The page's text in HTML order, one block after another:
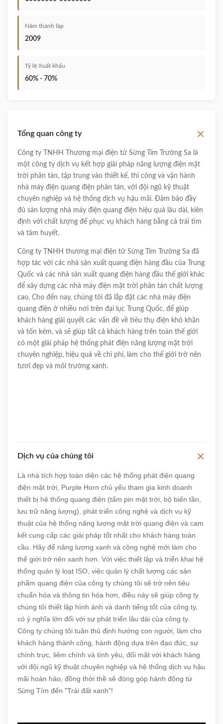
Năm thành lập
2009
Tỷ lệ Xuất khẩu
60% - 70%
Tổng quan công ty
Công ty TNHH Thương mại điện tử Sừng Tím Trường Sa là
một công ty dịch vụ kết hợp giải pháp năng lượng điện mặt
trời phân tán, tập trung vào thiết kế, thi công và vận hành
nhà máy điện quang điện phân tán, với đội ngũ kỹ thuật
chuyên nghiệp và hệ thống dịch vụ hậu mãi. Đảm bảo đầy
đủ sản lượng nhà máy điện quang điện hiệu quả lâu dài, kiên
định với chất lượng để phục vụ khách hàng bằng cả trái tim
và tâm huyết.
Công ty TNHH thương mại điện tử Sừng Tím Trường Sa đã
hợp tác với các nhà sản xuất quang điện hàng đầu của Trung
Quốc và các nhà sản xuất quang điện hàng đầu thế giới khác
để xây dựng các nhà máy điện mặt trời phân tán chất lượng
cao. Cho đến nay, chúng tôi đã lắp đặt các nhà máy điện
quang điện ở nhiều nơi trên đại lục Trung Quốc, để giúp
khách hàng giải quyết các vấn đề về tiêu thụ điện khó khăn
và tốn kém, và sẽ giúp tất cả khách hàng trên toàn thế giới
có một giải pháp hệ thống phát điện năng lượng mặt trời
chuyên nghiệp, hiệu quả về chi phí, làm cho thế giới trở nên
tươi đẹp và môi trường xanh.
Dịch vụ của chúng tôi
Là nhà tích hợp toàn diện các hệ thống phát điện quang
điện mặt trời, Purple Horn chủ yếu tham gia kinh doanh
thiết bị hệ thống quang điện (tấm pin mặt trời, bộ biến tần,
lưu trữ năng lượng), phát triển công nghệ và dịch vụ kỹ
thuật của hệ thống năng lượng mặt trời quang điện và cam
kết cung cấp các giải pháp tốt nhất cho khách hàng toàn
cầu. Hãy để năng lượng xanh và công nghệ mới làm cho
thế giới trở nên xanh hơn. Với việc thiết lập và triển khai hệ
thống quản lý loạt ISO, việc quản lý chất lượng các sản
phẩm quang điện của công ty chúng tôi sẽ trở nên tiêu
chuẩn hóa và thông tin hóa hơn, điều này sẽ giúp công ty
chúng tôi thiết lập hình ảnh và danh tiếng tốt của công ty,
có ý nghĩa lớn đối với sự phát triển lâu dài của công ty.
Công ty chúng tôi tuân thủ định hướng con người, làm cho
khách hàng thành công, hành động dựa trên đạo đức, sự
chính trực, liêm chính và tình yêu, đối mặt với khách hàng
với đội ngũ kỹ thuật chuyên nghiệp và hệ thống dịch vụ hậu
mãi hoàn hảo, đồng thời thề sẽ đóng góp hành động từ
Sừng Tím đến "Trái đất xanh"!